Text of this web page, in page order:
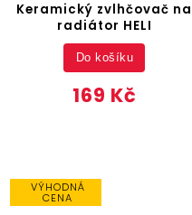
Keramický zvlhčovač na
radiátor HELI
169 Kč
Do košíku
VÝHODNÁ
CENA